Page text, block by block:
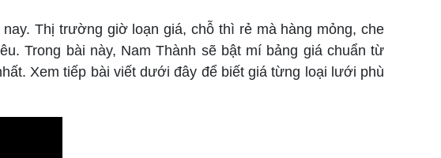
Thị trường giờ loạn giá, chỗ thì rẻ mà hàng mỏng, che
Trong bài này, Nam Thành sẽ bật mí bảng giá chuẩn từ
Xem tiếp bài viết dưới đây để biết giá từng loại lưới phù